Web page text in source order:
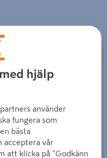
hjälp
använder
fungera som
bästa
acceptera vår
att klicka på "Godkänn